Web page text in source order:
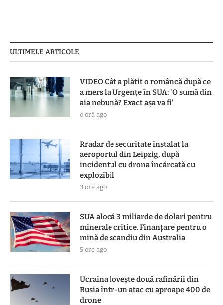
ULTIMELE ARTICOLE
VIDEO Cât a plătit o româncă după ce
a mers la Urgențe în SUA: 'O sumă din
aia nebună? Exact așa va fi'
o oră ago
Rradar de securitate instalat la
aeroportul din Leipzig, după
incidentul cu drona încărcată cu
explozibil
3 ore ago
SUA alocă 3 miliarde de dolari pentru
minerale critice. Finanțare pentru o
mină de scandiu din Australia
5 ore ago
Ucraina lovește două rafinării din
Rusia într-un atac cu aproape 400 de
drone